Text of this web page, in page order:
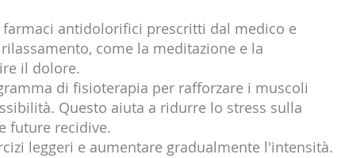
farmaci antidolorifici prescritti dal medico e
come la meditazione e la
il dolore.
di fisioterapia per rafforzare i muscoli
Questo aiuta a ridurre lo stress sulla
future recidive.
leggeri e aumentare gradualmente l'intensità.